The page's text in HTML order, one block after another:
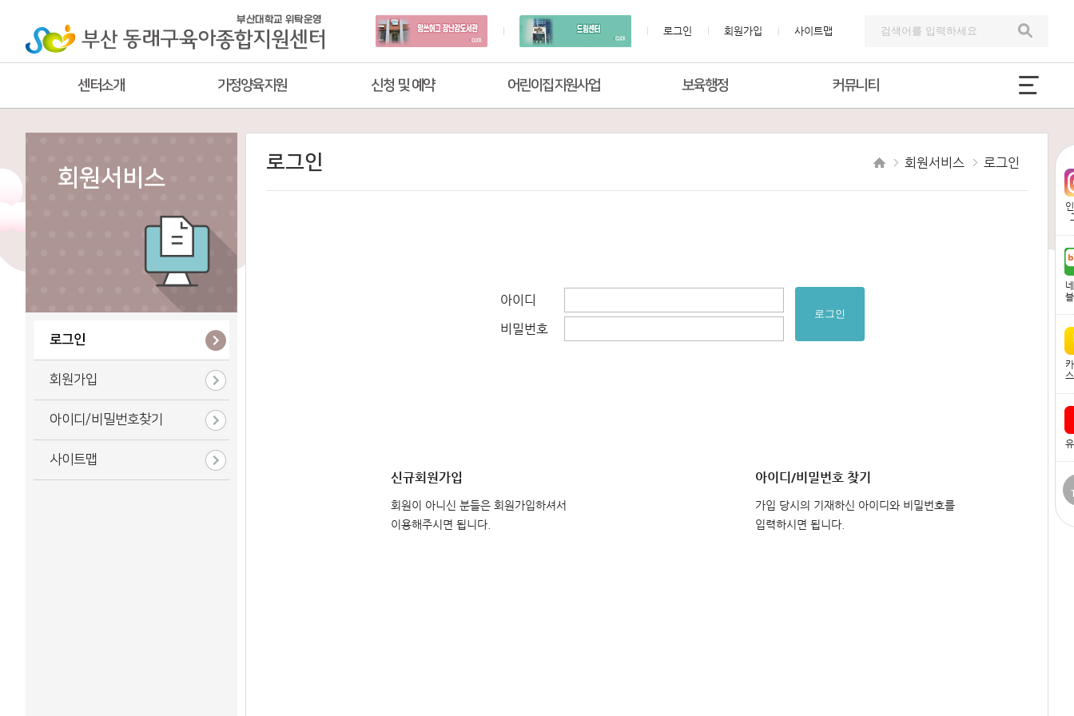
로그인 회원가입 사이트맵
센터소개 가정양육지원 신청 및 예약 어린이집지원사업 보육행정 커뮤니티
회원서비스
로그인
회원가입
아이디/비밀번호찾기
사이트맵
로그인 회원서비스 로그인
아이디
비밀번호
신규회원가입
회원이 아니신 분들은 회원가입하셔서
이용해주시면 됩니다.
아이디/비밀번호 찾기
가입 당시의 기재하신 아이디와 비밀번호를
입력하시면 됩니다.